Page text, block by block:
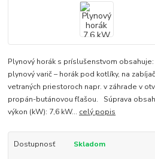
Plynový horák s príslušenstvom
plynový varič – horák pod kotlíky, na
vetraných priestoroch napr. v záhrade v
propán-butánovou fľašou. Súprava
výkon (kW): 7,6 kW... celý popis
Dostupnosť Skladom